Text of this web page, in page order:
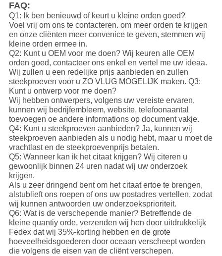
FAQ:
Q1: Ik ben benieuwd of keurt u kleine orden goed?
Voel vrij om ons te contacteren. om meer orden te krijgen
en onze cliënten meer convenice te geven, stemmen wij
kleine orden ermee in.
Q2: Kunt u OEM voor me doen? Wij keuren alle OEM
orden goed, contacteer ons enkel en vertel me uw ideaa.
Wij zullen u een redelijke prijs aanbieden en zullen
steekproeven voor u ZO VLUG MOGELIJK maken. Q3:
Kunt u ontwerp voor me doen?
Wij hebben ontwerpers, volgens uw vereiste ervaren,
kunnen wij bedrijfembleem, website, telefoonaantal
toevoegen oe andere informations op document vakje.
Q4: Kunt u steekproeven aanbieden? Ja, kunnen wij
steekproeven aanbieden als u nodig hebt, maar u moet de
vrachtlast en de steekproevenprijs betalen.
Q5: Wanneer kan ik het citaat krijgen? Wij citeren u
gewoonlijk binnen 24 uren nadat wij uw onderzoek
krijgen.
Als u zeer dringend bent om het citaat ertoe te brengen,
alstublieft ons roepen of ons uw postadres vertellen, zodat
wij kunnen antwoorden uw onderzoeksprioriteit.
Q6: Wat is de verschepende manier? Betreffende de
kleine quantiy orde, verzenden wij hen door uitdrukkelijk
Fedex dat wij 35%-korting hebben en de grote
hoeveelheidsgoederen door oceaan verscheept worden
die volgens de eisen van de cliënt verschepen.